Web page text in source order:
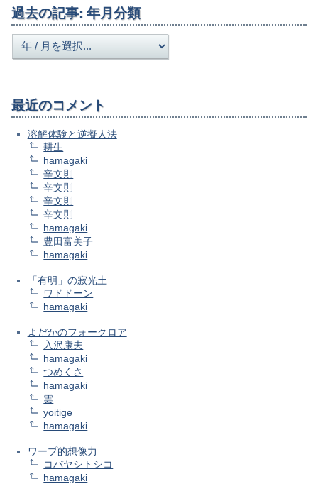
過去の記事: 年月分類
最近のコメント
溶解体験と逆擬人法
耕生
hamagaki
辛文則
辛文則
辛文則
辛文則
hamagaki
豊田富美子
hamagaki
「有明」の寂光土
ワドドーン
hamagaki
よだかのフォークロア
入沢康夫
hamagaki
つめくさ
hamagaki
雲
yoitige
hamagaki
ワープ的想像力
コバヤシトシコ
hamagaki